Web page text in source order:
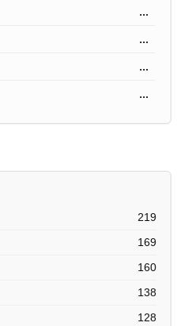
...
...
...
...
219
169
160
138
128